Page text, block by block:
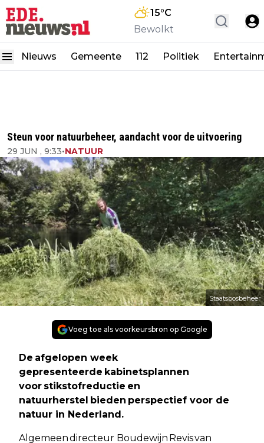
15°C
Bewolkt
Nieuws Gemeente 112 Politiek
Steun voor natuurbeheer, aandacht voor de uitvoering
29 JUN , 9:33•NATUUR
Staatsbosbeheer
Voeg toe als voorkeursbron op Google
De afgelopen week
gepresenteerde kabinetsplannen
voor stikstofreductie en
natuurherstel bieden perspectief voor de
natuur in Nederland.
Algemeen directeur Boudewijn Revis van